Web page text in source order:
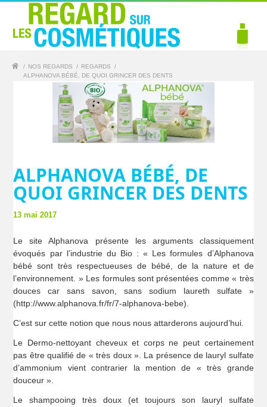
/ NOS REGARDS / REGARDS
/
ALPHANOVA BÉBÉ, DE QUOI GRINCER DES DENTS
ALPHANOVA BÉBÉ, DE
QUOI GRINCER DES DENTS
13 mai 2017
Le site Alphanova présente les arguments classiquement
évoqués par l’industrie du Bio : « Les formules d’Alphanova
bébé sont très respectueuses de bébé, de la nature et de
l’environnement. » Les formules sont présentées comme « très
douces car sans savon, sans sodium laureth sulfate »
(http://www.alphanova.fr/fr/7-alphanova-bebe).
C’est sur cette notion que nous nous attarderons aujourd’hui.
Le Dermo-nettoyant cheveux et corps ne peut certainement
pas être qualifié de « très doux ». La présence de lauryl sulfate
d’ammonium vient contrarier la mention de « très grande
douceur ».
Le shampooing très doux (et toujours son lauryl sulfate